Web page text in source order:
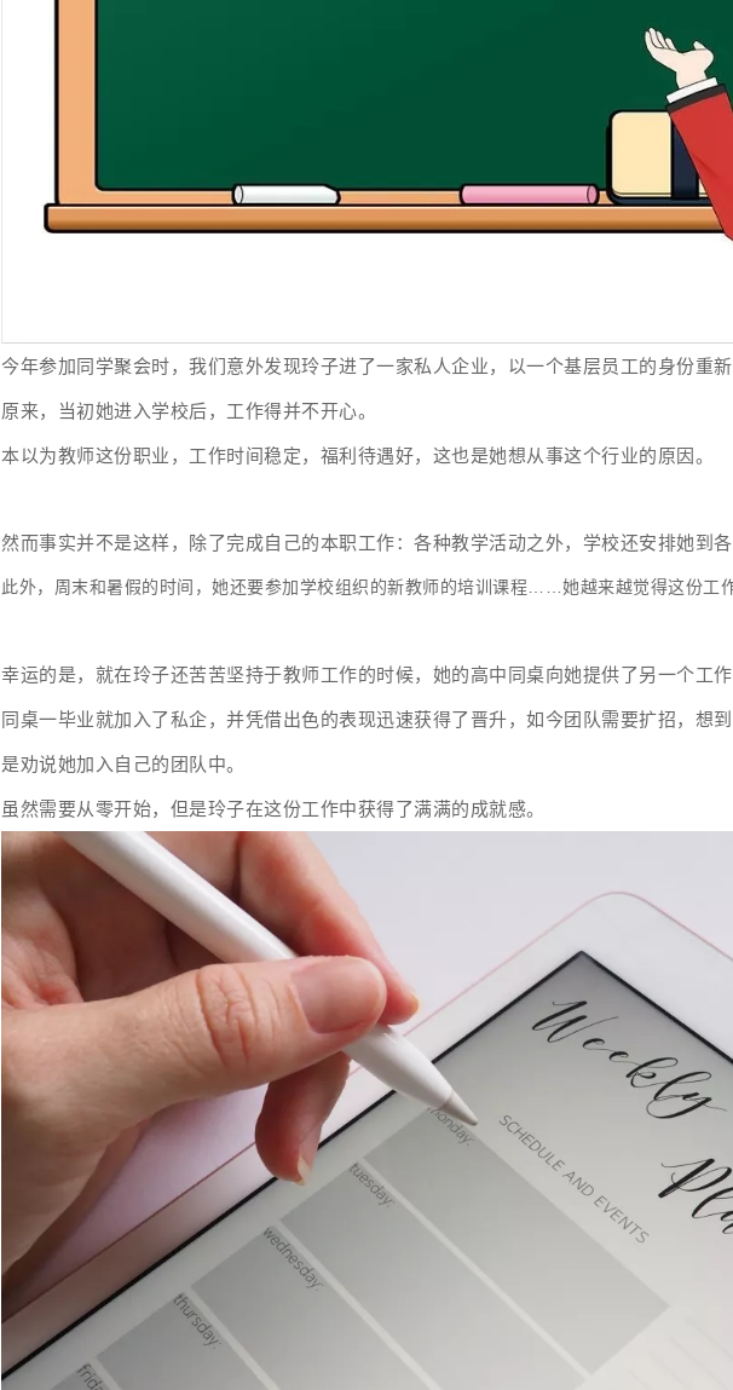
今年参加同学聚会时，我们意外发现玲子进了一家私人企业，以一个基层员工的身份重新
原来，当初她进入学校后，工作得并不开心。
本以为教师这份职业，工作时间稳定，福利待遇好，这也是她想从事这个行业的原因。
然而事实并不是这样，除了完成自己的本职工作：各种教学活动之外，学校还安排她到各
此外，周末和暑假的时间，她还要参加学校组织的新教师的培训课程…… 她越来越觉得这份工
幸运的是，就在玲子还苦苦坚持于教师工作的时候，她的高中同桌向她提供了另一个工作
同桌一毕业就加入了私企，并凭借出色的表现迅速获得了晋升，如今团队需要扩招，想
是劝说她加入自己的团队中。
虽然需要从零开始，但是玲子在这份工作中获得了满满的成就感。